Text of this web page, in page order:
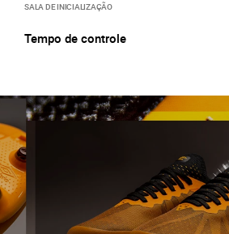
SALA DE INICIALIZAÇÃO
Tempo de controle